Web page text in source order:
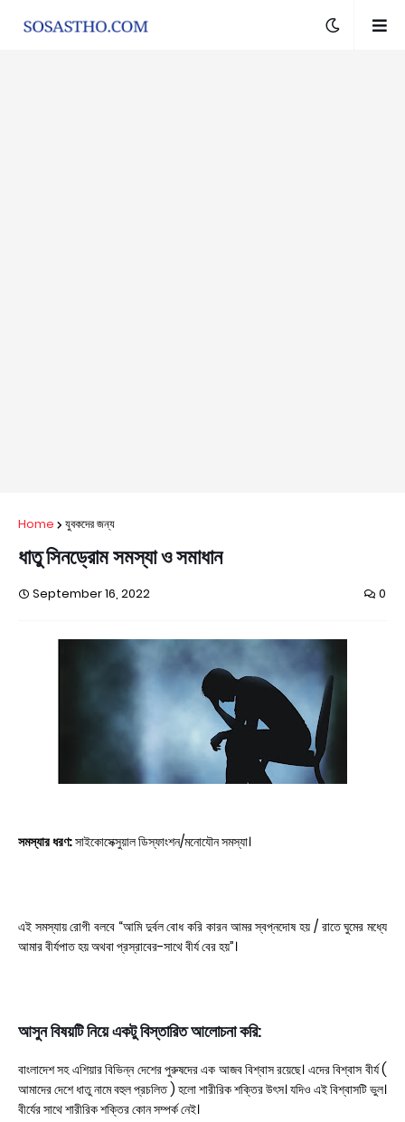
Home যুবকদের জন্য
ধাতু সিনড্রোম সমস্যা ও সমাধান
September 16, 2022 0
সমস্যার ধরণ:সাইকোসেক্সুয়াল ডিস্ফাংশন/মনোযৌন সমস্যা।
এই সমস্যায় রোগী বলবে “আমি দুর্বল বোধ করি কারন আমর স্বপ্নদোষ হয় / রাতে ঘুমের মধ্যে
আমার বীর্যপাত হয় অথবা প্রস্রাবের-সাথে বীর্য বের হয়”।
আসুন বিষয়টি নিয়ে একটু বিস্তারিত আলোচনা করি:
বাংলাদেশ সহ এশিয়ার বিভিন্ন দেশের পুরুষদের এক আজব বিশ্বাস রয়েছে। এদের বিশ্বাস বীর্য (
আমাদের দেশে ধাতু নামে বহুল প্রচলিত ) হলো শারীরিক শক্তির উৎস। যদিও এই বিশ্বাসটি ভুল।
বীর্যের সাথে শারীরিক শক্তির কোন সম্পর্ক নেই।